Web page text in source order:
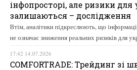
інфопросторі, але ризики для
залишаються – дослідження
Втім, аналітики підкреслюють, що
не означає зниження реальних ризиків для
17:42 14.07.2026
COMFORTRADE: Трейдинг зі